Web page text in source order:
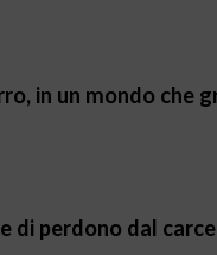
in un mondo che
di perdono dal